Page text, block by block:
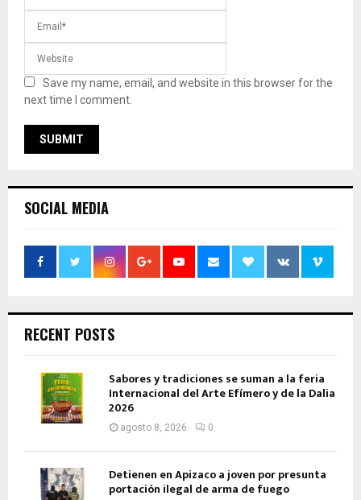
Save my name, email, and website in this browser for the
next time I comment.
SOCIAL MEDIA
RECENT POSTS
Sabores y tradiciones se suman a la feria
Internacional del Arte Efímero y de la Dalia
2026
agosto 8, 2026 0
Detienen en Apizaco a joven por presunta
portación ilegal de arma de fuego